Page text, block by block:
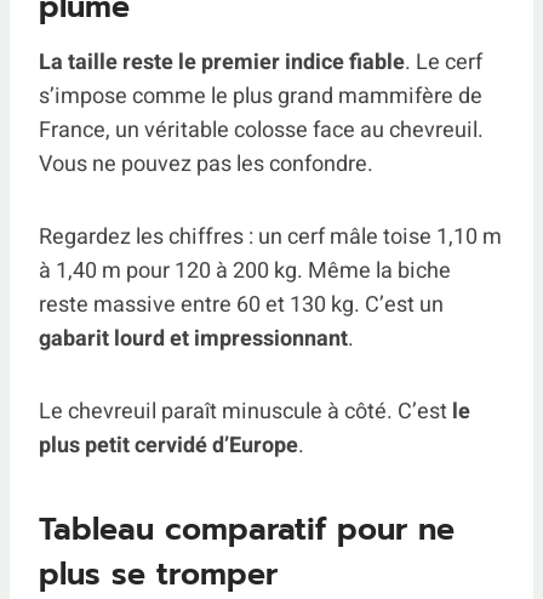
La taille reste le premier indice fiable. Le cerf
s’impose comme le plus grand mammifère de
France, un véritable colosse face au chevreuil.
Vous ne pouvez pas les confondre.
Regardez les chiffres : un cerf mâle toise 1,10 m
à 1,40 m pour 120 à 200 kg. Même la biche
reste massive entre 60 et 130 kg. C’est un
gabarit lourd et impressionnant.
Le chevreuil paraît minuscule à côté. C’estle
plus petit cervidé d’Europe.
Tableau comparatif pour ne
plus se tromper